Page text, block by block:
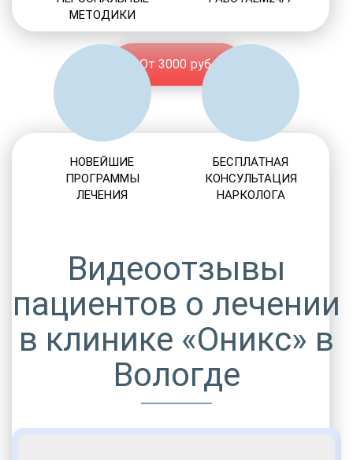
От 3000 руб.
МЕТОДИКИ
НОВЕЙШИЕ
ПРОГРАММЫ
ЛЕЧЕНИЯ
БЕСПЛАТНАЯ
КОНСУЛЬТАЦИЯ
НАРКОЛОГА
Видеоотзывы
пациентов о лечении
в клинике «Оникс» в
Вологде